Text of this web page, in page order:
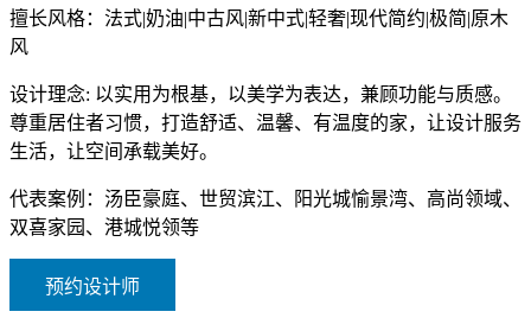
擅长风格： 法式|奶油|中古风|新中式|轻奢|现代简约|极简|原木
风
设计理念: 以实用为根基，以美学为表达，兼顾功能与质感。
尊重居住者习惯，打造舒适、温馨、有温度的家，让设计服务
生活，让空间承载美好。
代表案例： 汤臣豪庭、世贸滨江、阳光城愉景湾、高尚领域、
双喜家园、港城悦领等
预约设计师